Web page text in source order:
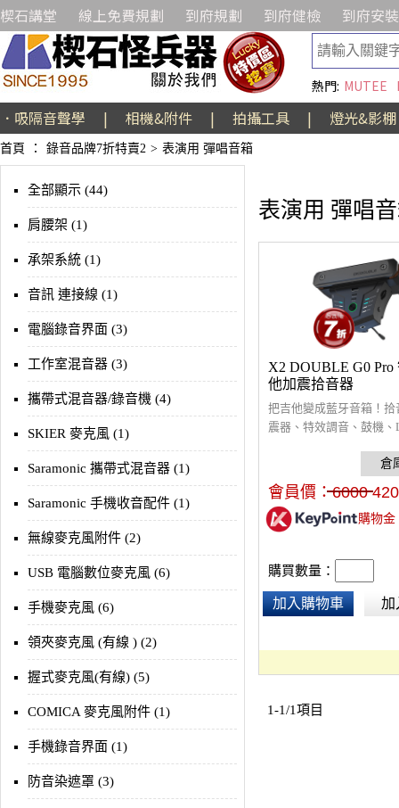
楔石講堂 線上免費規劃 到府規劃 到府健檢 到府安裝
熱門: MUTEE
．吸隔音聲學 | 相機&附件 | 拍攝工具 | 燈光&影棚
首頁 ： 錄音品牌7折特賣2 > 表演用 彈唱音箱
全部顯示 (44)
肩腰架 (1)
承架系統 (1)
音訊 連接線 (1)
電腦錄音界面 (3)
工作室混音器 (3)
攜帶式混音器/錄音機 (4)
SKIER 麥克風 (1)
Saramonic 攜帶式混音器 (1)
Saramonic 手機收音配件 (1)
無線麥克風附件 (2)
USB 電腦數位麥克風 (6)
手機麥克風 (6)
領夾麥克風 (有線 ) (2)
握式麥克風(有線) (5)
COMICA 麥克風附件 (1)
手機錄音界面 (1)
防音染遮罩 (3)
表演用 彈唱
X2 DOUBLE G0 Pro
他加震拾音器
把吉他變成藍牙音箱！拾
震器、特效調音、鼓機、
音器、節拍器等等功能
APP控制，
會員價：6000
購物金
購買數量：
加入購物車 加
1-1/1項目